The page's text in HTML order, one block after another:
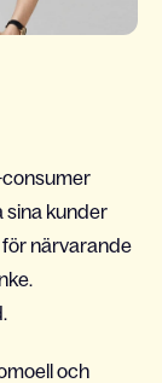
consumer
sina kunder
för närvarande
och